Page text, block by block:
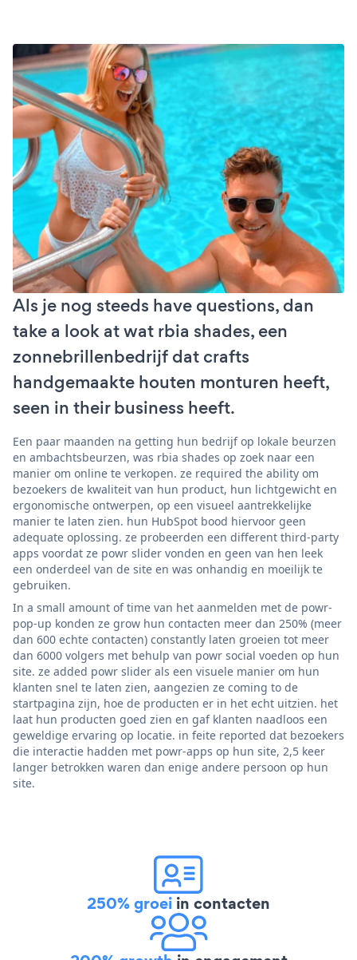
Als je nog steeds have questions, dan
take a look at wat rbia shades, een
zonnebrillenbedrijf dat crafts
handgemaakte houten monturen heeft,
seen in their business heeft.
Een paar maanden na getting hun bedrijf op lokale beurzen
en ambachtsbeurzen, was rbia shades op zoek naar een
manier om online te verkopen. ze required the ability om
bezoekers de kwaliteit van hun product, hun lichtgewicht en
ergonomische ontwerpen, op een visueel aantrekkelijke
manier te laten zien. hun HubSpot bood hiervoor geen
adequate oplossing. ze probeerden een different third-party
apps voordat ze powr slider vonden en geen van hen leek
een onderdeel van de site en was onhandig en moeilijk te
gebruiken.
In a small amount of time van het aanmelden met de powr-
pop-up konden ze grow hun contacten meer dan 250% (meer
dan 600 echte contacten) constantly laten groeien tot meer
dan 6000 volgers met behulp van powr social voeden op hun
site. ze added powr slider als een visuele manier om hun
klanten snel te laten zien, aangezien ze coming to de
startpagina zijn, hoe de producten er in het echt uitzien. het
laat hun producten goed zien en gaf klanten naadloos een
geweldige ervaring op locatie. in feite reported dat bezoekers
die interactie hadden met powr-apps op hun site, 2,5 keer
langer betrokken waren dan enige andere persoon op hun
site.
250% groei in contacten